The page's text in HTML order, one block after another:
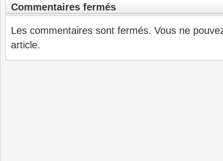
Commentaires fermés
Les commentaires sont fermés. Vous ne
article.